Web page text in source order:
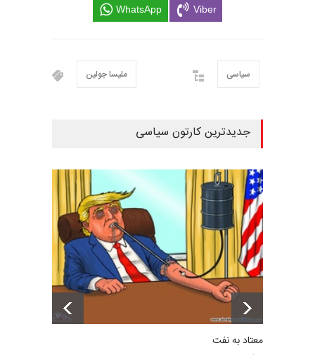
WhatsApp Viber
ملیسا جولین سیاسی
جدیدترین کارتون سیاسی
معتاد به نفت